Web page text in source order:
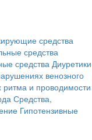
средства
средства
средства Диуретики
венозного
и проводимости
Средства,
Гипотензивные